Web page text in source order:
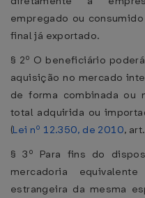
empregado ou
final já exportado.
§ 2º O beneficiário
aquisição no mercado
de forma combinada ou
total adquirida ou
(Lei nº 12.350, de 2010,
§ 3º Para fins do
mercadoria
estrangeira da mesma